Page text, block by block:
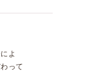
よ
って